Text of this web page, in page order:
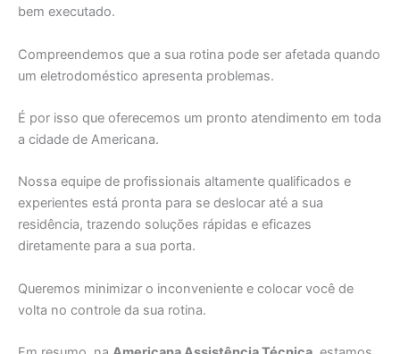
bem executado.
Compreendemos que a sua rotina pode ser afetada quando
um eletrodoméstico apresenta problemas.
É por isso que oferecemos um pronto atendimento em toda
a cidade de Americana.
Nossa equipe de profissionais altamente qualificados e
experientes está pronta para se deslocar até a sua
residência, trazendo soluções rápidas e eficazes
diretamente para a sua porta.
Queremos minimizar o inconveniente e colocar você de
volta no controle da sua rotina.